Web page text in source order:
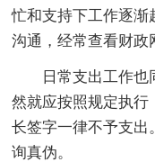
忙和支持下工作逐渐
沟通，经常查看财政
日常支出工作也
然就应按照规定执行
长签字一律不予支出
询真伪。